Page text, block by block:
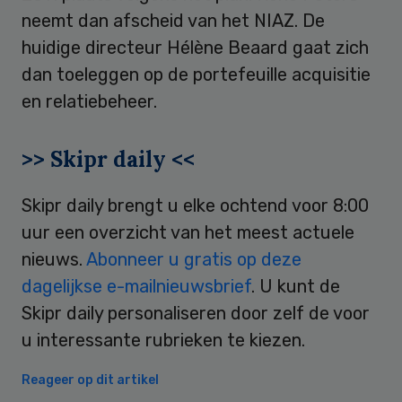
neemt dan afscheid van het NIAZ. De
huidige directeur Hélène Beaard gaat zich
dan toeleggen op de portefeuille acquisitie
en relatiebeheer.
>> Skipr daily <<
Skipr daily brengt u elke ochtend voor 8:00
uur een overzicht van het meest actuele
nieuws. Abonneer u gratis op deze
dagelijkse e-mailnieuwsbrief. U kunt de
Skipr daily personaliseren door zelf de voor
u interessante rubrieken te kiezen.
Reageer op dit artikel